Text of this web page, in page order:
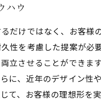
ハウ
だけではなく、お客
性を考慮した提案が
立させることができ
に、近年のデザイン
て、お客様の理想形